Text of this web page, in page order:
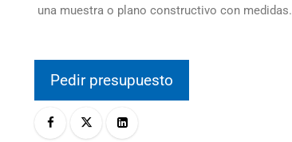
una muestra o plano constructivo con medidas.
Pedir presupuesto